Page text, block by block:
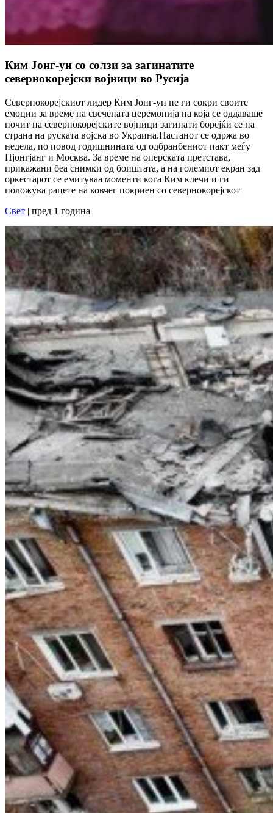
Ким Јонг-ун со солзи за загинатите
севернокорејски војници во Русија
Севернокорејскиот лидер Ким Јонг-ун не ги сокри своите
емоции за време на свечената церемонија на која се оддаваше
почит на севернокорејските војници загинати борејќи се на
страна на руската војска во Украина.Настанот се одржа во
недела, по повод годишнината од одбранбениот пакт меѓу
Пјонгјанг и Москва. За време на оперската претстава,
прикажани беа снимки од боиштата, а на големиот екран зад
оркестарот се емитуваа моменти кога Ким клечи и ги
положува рацете на ковчег покриен со севернокорејскот
Свет | пред 1 година